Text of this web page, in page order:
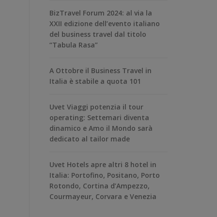
BizTravel Forum 2024: al via la
XXII edizione dell’evento italiano
del business travel dal titolo
“Tabula Rasa”
A Ottobre il Business Travel in
Italia è stabile a quota 101
Uvet Viaggi potenzia il tour
operating: Settemari diventa
dinamico e Amo il Mondo sarà
dedicato al tailor made
Uvet Hotels apre altri 8 hotel in
Italia: Portofino, Positano, Porto
Rotondo, Cortina d’Ampezzo,
Courmayeur, Corvara e Venezia